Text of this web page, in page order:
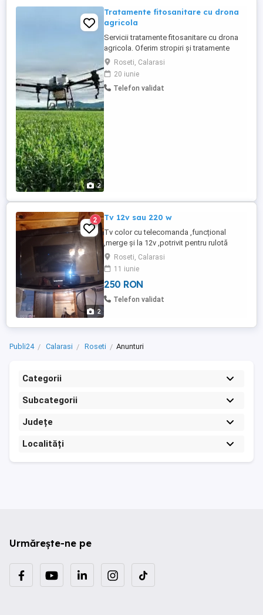
2
Tratamente fitosanitare cu drona
agricola
Servicii tratamente fitosanitare cu drona
agricola. Oferim stropiri și tratamente
fitosanitare profesionale pentru culturi,
livezi și terenuri greu accesibile. Rapid,
precis și economic, cu tehnologie
modernă. Pentru mai multe detalii sunati la
Roseti, Calarasi
20 iunie
Telefon validat
2
2 Tv 12v sau 220 w
Tv color cu telecomanda ,funcțional
,merge și la 12v ,potrivit pentru rulotă
,camping sau zone fără electricitate
Roseti, Calarasi
11 iunie
250 RON
Telefon validat
Publi24 Calarasi Roseti Anunturi
Categorii
Subcategorii
Județe
Localități
Urmărește-ne pe